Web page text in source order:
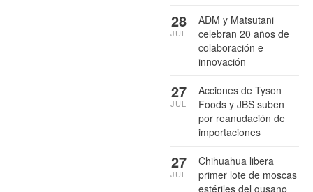
ADM y Matsutani
celebran 20 años de
colaboración e
innovación
28
JUL
Acciones de Tyson
Foods y JBS suben
por reanudación de
importaciones
27
JUL
Chihuahua libera
primer lote de moscas
estériles del gusano
27
JUL